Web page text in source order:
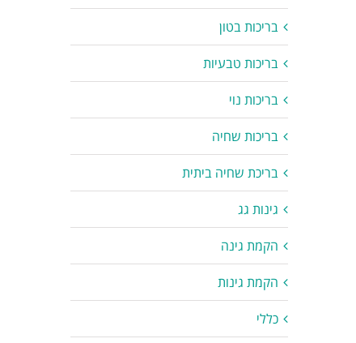
בריכות בטון
בריכות טבעיות
בריכות נוי
בריכות שחיה
בריכת שחיה ביתית
גינות גג
הקמת גינה
הקמת גינות
כללי